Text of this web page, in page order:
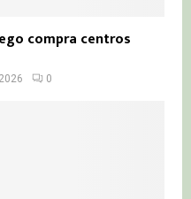
compra centros
0